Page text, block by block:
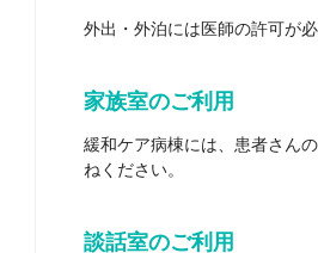
外出・外泊には医師の許可が
家族室のご利用
緩和ケア病棟には、患者さん
ねください。
談話室のご利用